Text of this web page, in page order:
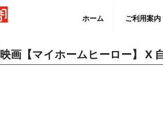
ホーム ご利用案内
映画【マイホームヒーロー】 X
English